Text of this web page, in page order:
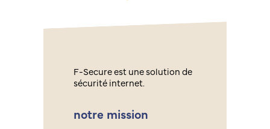
F-Secure est une solution de
sécurité internet.
notre mission